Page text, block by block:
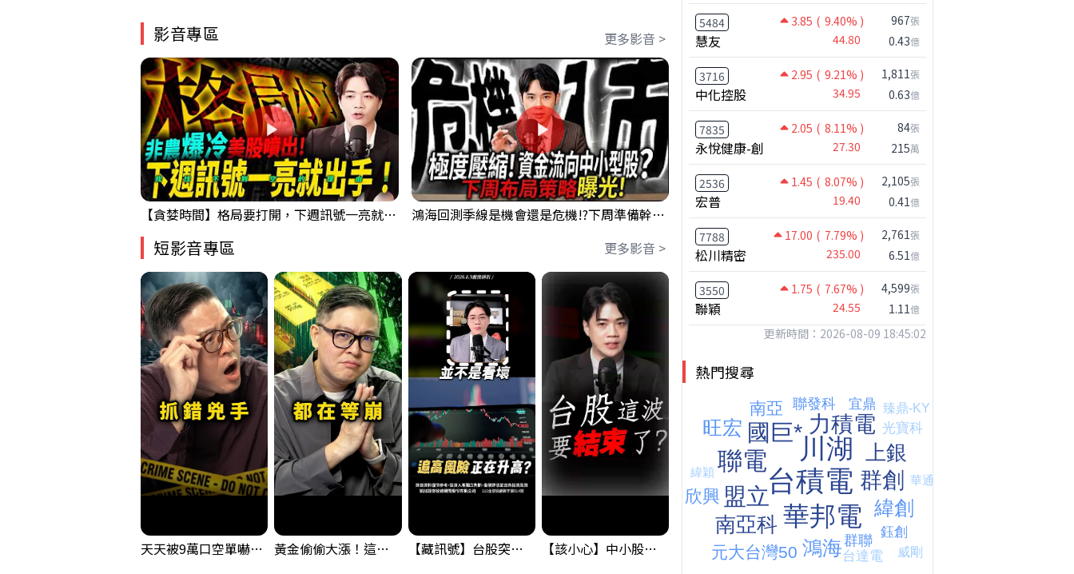
影音專區 更多影音 >
【貪婪時間】格局要打開，下週訊號一亮就出手！我不說的話還真一堆人不知道！｜錢進大趨勢 Mr.智霖 陳 2026/08/08 鴻海回測季線是機會還是危機!?下周準備幹大事?｜0807 #3661 #2317 #2317鴻海 【注意!!!】外資暗中狂掃ETF想幹嘛? 非農影響能多大?!｜ Mr.永年 李 / Mr.JIMMY 高志銘 / 理財有夠跩
短影音專區 更多影音 >
天天被9萬口空單嚇，其實你盯錯地方了｜Mr.Jimmy高志銘 #台股 #外資期貨 #融資 黃金偷偷大漲！這才是決定台股生死的「真風向球」！｜Mr.Jimmy高志銘 #黃金 #美元指數 #聯準會 【藏訊號】台股突破季線，週一我提醒了這個關鍵訊號 【該小心】中小股派對結束 ? 關鍵訊號都指向... 台股狂飆1200點，但還有兩關沒過｜Mr.Jimmy高志銘 #台股 #期貨 #加權指數 【我被黑了?】是真的聽不懂嗎...還是... #股票分析 #因果分析
5484 3.85 ( 9.40% )
慧友 44.80
967張
0.43億
3716 2.95 ( 9.21% )
中化控股 34.95
1,811張
0.63億
7835 2.05 ( 8.11% )
永悅健康-創 27.30
84張
215萬
2536 1.45 ( 8.07% )
宏普 19.40
2,105張
0.41億
7788 17.00 ( 7.79% )
松川精密 235.00
2,761張
6.51億
3550 1.75 ( 7.67% )
聯穎 24.55
4,599張
1.11億
更新時間：2026-08-09 18:45:02
熱門搜尋